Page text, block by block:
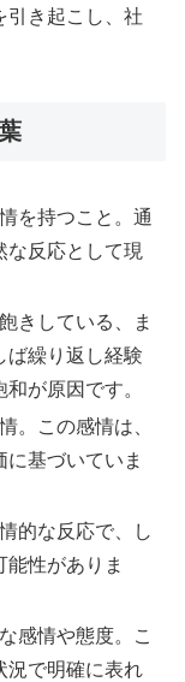
引き起こし、社
を持つこと。通
な反応として現
きしている、ま
ば繰り返し経験
が原因です。
。この感情は、
基づいていま
的な反応で、し
性がありま
感情や態度。こ
況で明確に表れ